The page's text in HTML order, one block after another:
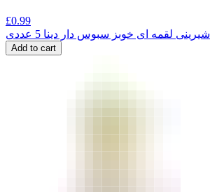
£0.99
شیرینی لقمه ای خوبز سبوس دار دینا 5 عددی
Add to cart